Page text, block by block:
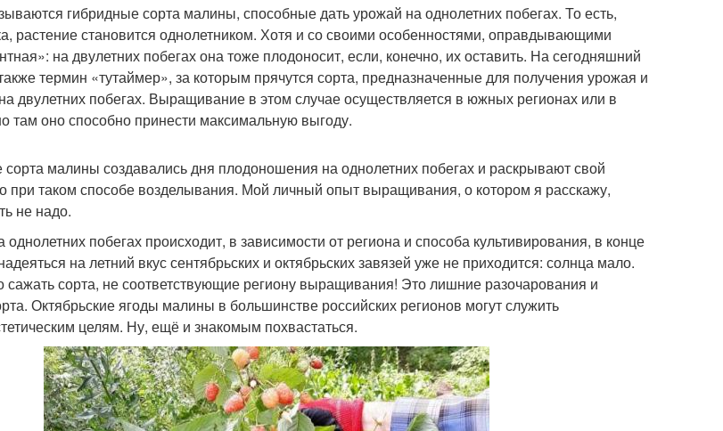
гибридные сорта малины, способные дать урожай на однолетних побегах. То есть,
растение становится однолетником. Хотя и со своими особенностями, оправдывающими
на двулетних побегах она тоже плодоносит, если, конечно, их оставить. На сегодняшний
термин «тутаймер», за которым прячутся сорта, предназначенные для получения урожая и
двулетних побегах. Выращивание в этом случае осуществляется в южных регионах или в
там оно способно принести максимальную выгоду.
малины создавались дня плодоношения на однолетних побегах и раскрывают свой
при таком способе возделывания. Мой личный опыт выращивания, о котором я расскажу,
не надо.
побегах происходит, в зависимости от региона и способа культивирования, в конце
на летний вкус сентябрьских и октябрьских завязей уже не приходится: солнца мало.
сажать сорта, не соответствующие региону выращивания! Это лишние разочарования и
Октябрьские ягоды малины в большинстве российских регионов могут служить
целям. Ну, ещё и знакомым похвастаться.